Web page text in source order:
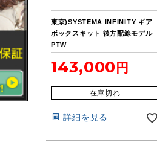
東京)SYSTEMA INFINITY ギア
ボックスキット 後方配線モデル
PTW
143,000
在庫切れ
詳細を見る